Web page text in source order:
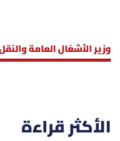
وزير الأشغال العامة
الأكثر قراءة